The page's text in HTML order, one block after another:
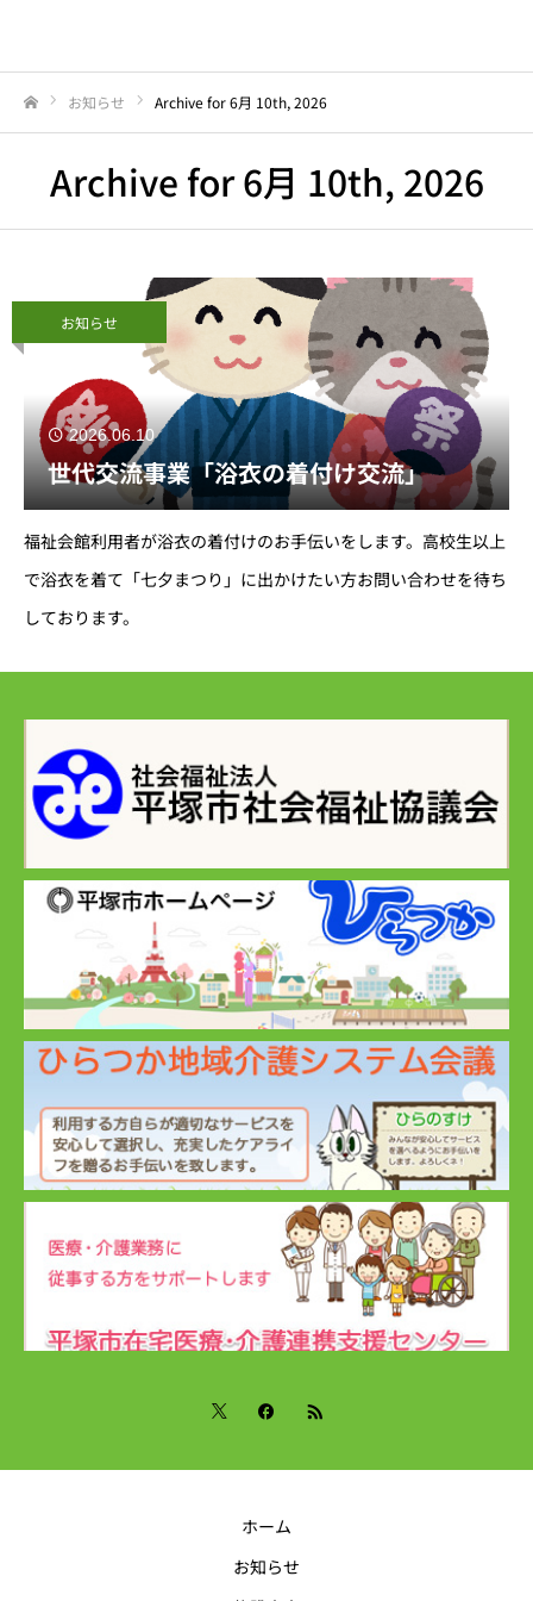
お知らせ Archive for 6月 10th, 2026
Archive for 6月 10th, 2026
お知らせ
2026.06.10
世代交流事業「浴衣の着付け交流」
福祉会館利用者が浴衣の着付けのお手伝いをします。高校生以上
で浴衣を着て「七夕まつり」に出かけたい方お問い合わせを待ち
しております。
ホーム
お知らせ